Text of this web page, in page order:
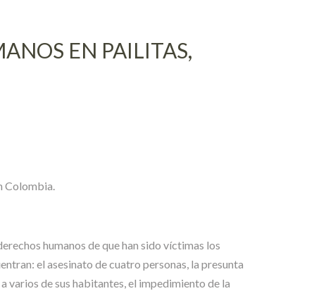
EN PAILITAS,
Colombia.
humanos de que han sido víctimas los
el asesinato de cuatro personas, la presunta
varios de sus habitantes, el impedimiento de la